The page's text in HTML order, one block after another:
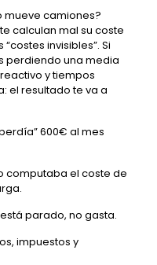
mueve camiones?
calculan mal su coste
invisibles”. Si
perdiendo una media
y tiempos
el resultado te va a
600€ al mes
computaba el coste de
parado, no gasta.
impuestos y